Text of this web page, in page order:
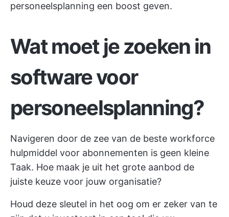
personeelsplanning een boost geven.
Wat moet je zoeken in
software voor
personeelsplanning?
Navigeren door de zee van de beste workforce
hulpmiddel voor abonnementen is geen kleine
Taak. Hoe maak je uit het grote aanbod de
juiste keuze voor jouw organisatie?
Houd deze sleutel in het oog om er zeker van te